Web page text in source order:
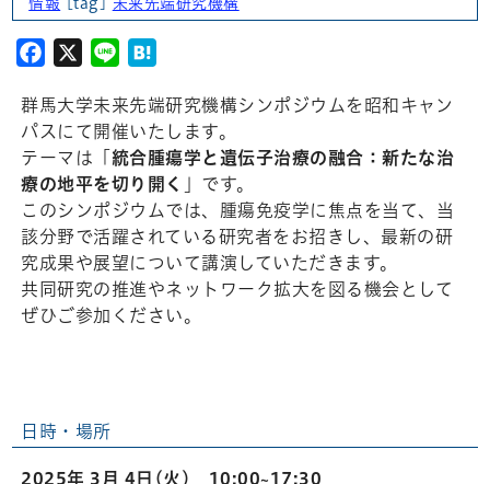
情報 [tag] 未来先端研究機構
Facebook
X Line
群馬大学未来先端研究機構シンポジウムを昭和キャン
パスにて開催いたします。
テーマは「 統合腫瘍学と遺伝子治療の融合：新たな治
療の地平を切り開く
」です。
このシンポジウムでは、腫瘍免疫学に焦点を当て、当
該分野で活躍されている研究者をお招きし、最新の研
究成果や展望について講演していただきます。
共同研究の推進やネットワーク拡大を図る機会として
ぜひご参加ください。
日時・場所
2025年 3月 4日(火) 10:00~17:30